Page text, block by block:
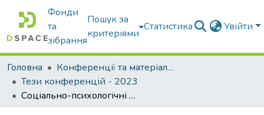
Фонди
та
зібрання
Пошук за
критеріями
Статистика Увійти
Головна
Конференції та матеріали конференцій
Тези конференцій - 2023
Соціально-психологічні чинники підтримки психічного здоров’я українців